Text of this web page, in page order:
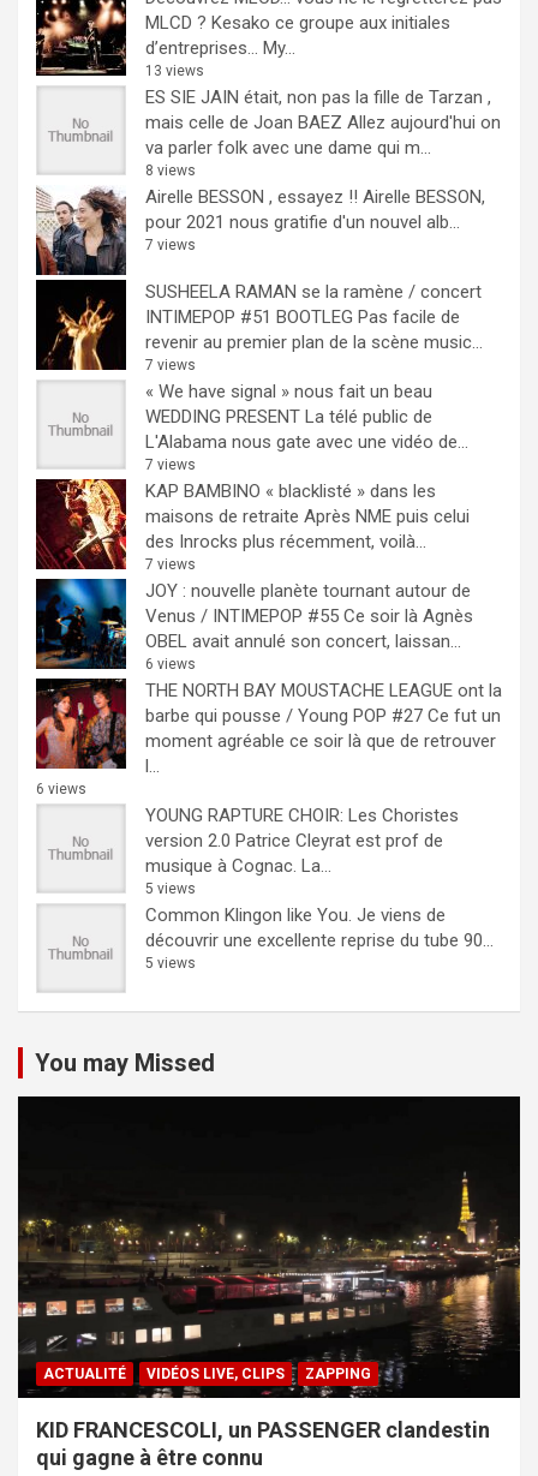
MLCD ? Kesako ce groupe aux initiales
d’entreprises… My...
13 views
ES SIE JAIN était, non pas la fille de Tarzan ,
mais celle de Joan BAEZ Allez aujourd'hui on
va parler folk avec une dame qui m...
8 views
Airelle BESSON , essayez !! Airelle BESSON,
pour 2021 nous gratifie d'un nouvel alb...
7 views
SUSHEELA RAMAN se la ramène / concert
INTIMEPOP #51 BOOTLEG Pas facile de
revenir au premier plan de la scène music...
7 views
« We have signal » nous fait un beau
WEDDING PRESENT La télé public de
L'Alabama nous gate avec une vidéo de...
7 views
KAP BAMBINO « blacklisté » dans les
maisons de retraite Après NME puis celui
des Inrocks plus récemment, voilà...
7 views
JOY : nouvelle planète tournant autour de
Venus / INTIMEPOP #55 Ce soir là Agnès
OBEL avait annulé son concert, laissan...
6 views
THE NORTH BAY MOUSTACHE LEAGUE ont la
barbe qui pousse / Young POP #27 Ce fut un
moment agréable ce soir là que de retrouver
l...
6 views
YOUNG RAPTURE CHOIR: Les Choristes
version 2.0 Patrice Cleyrat est prof de
musique à Cognac. La...
5 views
Common Klingon like You. Je viens de
découvrir une excellente reprise du tube 90...
5 views
You may Missed
ACTUALITÉ VIDÉOS LIVE, CLIPS ZAPPING
KID FRANCESCOLI, un PASSENGER clandestin
qui gagne à être connu